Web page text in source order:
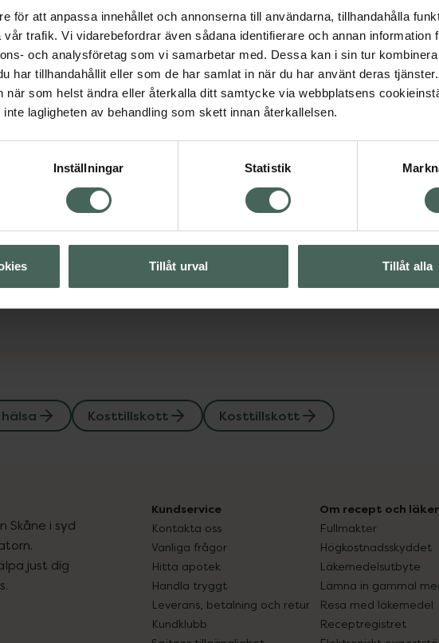
för att anpassa innehållet och annonserna till användarna, tillhandahålla
trafik. Vi vidarebefordrar även sådana identifierare och annan information
och analysföretag som vi samarbetar med. Dessa kan i sin tur
har tillhandahållit eller som de har samlat in när du har använt deras
när som helst ändra eller återkalla ditt samtycke via webbplatsens
lagligheten av behandling som skett innan återkallelsen.
Inställningar Statistik
Tillåt urval Tillåt alla
är en av de frukter
(vitamin B2) och
en normal hud.
med måltid.
Kosttillskott
Visa
Kosttillskott Kosttillskott
Skåne i syd
just dig
Kundservice
Kontakta oss
Vanliga frågor
Hitta apotek
Handla tryggt
Leverans, betalning och retur
Kundklubb
Om recept och
Fullmakter
Högkostnadsskyddet
Läkemedelsutbyte
Lämna in gammal
Resa med läkemedel
Receptregistret